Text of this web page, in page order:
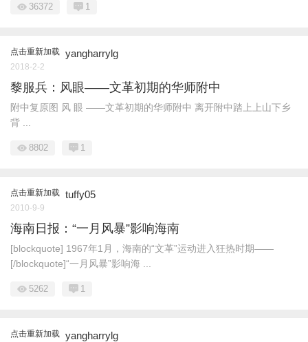
36372 1
点击重新加载 yangharrylg
2018-2-2
黎服兵：风眼——文革初期的华师附中
附中复原图 风 眼 ——文革初期的华师附中 离开附中踏上上山下乡
背 ...
8802 1
点击重新加载 tuffy05
2010-9-9
海南日报：“一月风暴”影响海南
[blockquote] 1967年1月，海南的“文革”运动进入狂热时期——
[/blockquote]“一月风暴”影响海 ...
5262 1
点击重新加载 yangharrylg